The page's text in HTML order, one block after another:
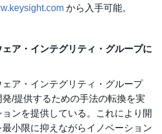
から入手可能。
ア・インテグリティ・グループに
ア・インテグリティ・グループ
/提供するための手法の転換を実
ンを提供している。これにより開
小限に抑えながらイノベーション